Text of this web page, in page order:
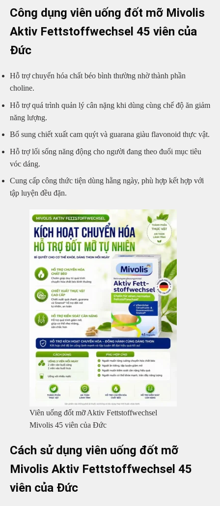
Công dụng viên uống đốt mỡ Mivolis
Aktiv Fettstoffwechsel 45 viên của
Đức
Hỗ trợ chuyển hóa chất béo bình thường nhờ thành phần
choline.
Hỗ trợ quá trình quản lý cân nặng khi dùng cùng chế độ ăn giảm
năng lượng.
Bổ sung chiết xuất cam quýt và guarana giàu flavonoid thực vật.
Hỗ trợ lối sống năng động cho người đang theo đuổi mục tiêu
vóc dáng.
Cung cấp công thức tiện dùng hằng ngày, phù hợp kết hợp với
tập luyện đều đặn.
Viên uống đốt mỡ Aktiv Fettstoffwechsel
Mivolis 45 viên của Đức
Cách sử dụng viên uống đốt mỡ
Mivolis Aktiv Fettstoffwechsel 45
viên của Đức